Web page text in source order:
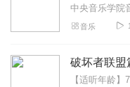
中央音乐学院
音乐